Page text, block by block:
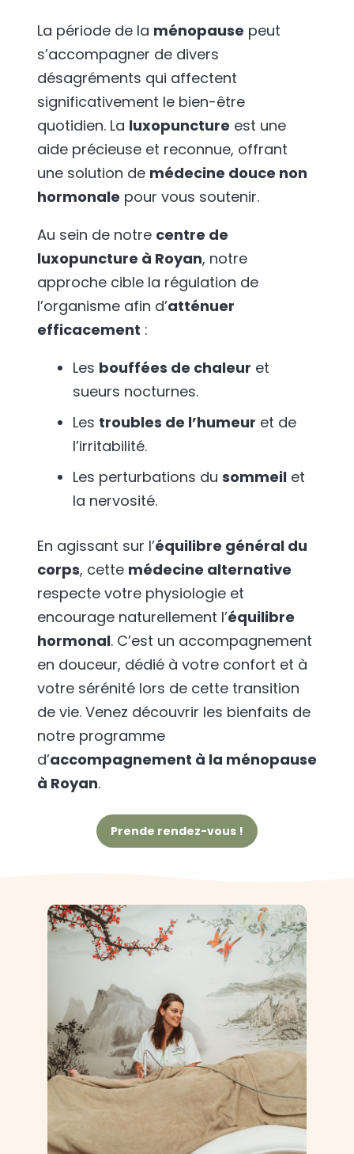
La période de la ménopause peut
s’accompagner de divers
désagréments qui affectent
significativement le bien-être
quotidien. La luxopuncture est une
aide précieuse et reconnue, offrant
une solution de médecine douce non
hormonale pour vous soutenir.
Au sein de notre centre de
luxopuncture à Royan, notre
approche cible la régulation de
l’organisme afin d’atténuer
efficacement :
Les bouffées de chaleur et
sueurs nocturnes.
Les troubles de l’humeur et de
l’irritabilité.
Les perturbations du sommeil et
la nervosité.
En agissant sur l’équilibre général du
corps, cette médecine alternative
respecte votre physiologie et
encourage naturellement l’équilibre
hormonal. C’est un accompagnement
en douceur, dédié à votre confort et à
votre sérénité lors de cette transition
de vie. Venez découvrir les bienfaits de
notre programme
d’accompagnement à la ménopause
à Royan.
Prende rendez-vous !